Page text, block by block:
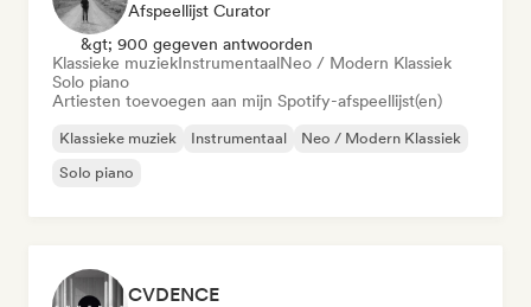
Afspeellijst Curator
&gt; 900 gegeven antwoorden
Klassieke muziekInstrumentaalNeo / Modern Klassiek
Solo piano
Artiesten toevoegen aan mijn Spotify-afspeellijst(en)
Klassieke muziek Instrumentaal
Neo / Modern Klassiek
Solo piano
CVDENCE